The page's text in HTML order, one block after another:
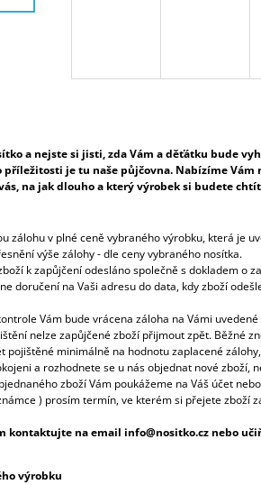
a nejste si jisti, zda Vám a děťátku bude
příležitosti je tu naše půjčovna. Nabízíme
vás, na jak dlouho a který výrobek si budete
zálohu v plné ceně vybraného výrobku, která je
výše zálohy - dle ceny vybraného nosítka.
k zapůjčení odesláno společně s dokladem o
doručení na Vaši adresu do data, kdy zboží
Vám bude vrácena záloha na Vámi
nelze zapůjčené zboží přijmout zpět. Běžné
pojištěné minimálně na hodnotu zaplacené
a rozhodnete se u nás objednat nové zboží,
zboží Vám poukážeme na Váš účet
) prosím termín, ve kterém si přejete zboží
kontaktujte na email info@nositko.cz nebo
výrobku